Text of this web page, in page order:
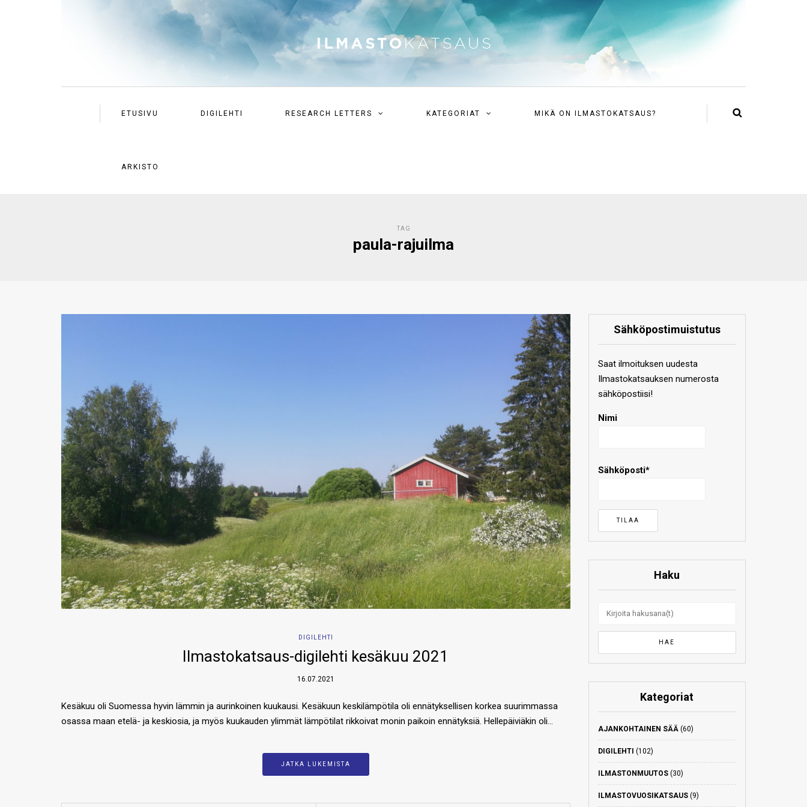
ETUSIVU DIGILEHTI RESEARCH LETTERS KATEGORIAT MIKÄ ON ILMASTOKATSAUS?
ARKISTO
TAG
paula-rajuilma
DIGILEHTI
Ilmastokatsaus-digilehti kesäkuu 2021
16.07.2021
Kesäkuu oli Suomessa hyvin lämmin ja aurinkoinen kuukausi. Kesäkuun keskilämpötila oli ennätyksellisen korkea suurimmassa
osassa maan etelä- ja keskiosia, ja myös kuukauden ylimmät lämpötilat rikkoivat monin paikoin ennätyksiä. Hellepäiviäkin oli…
JATKA LUKEMISTA
Sähköpostimuistutus
Saat ilmoituksen uudesta
Ilmastokatsauksen numerosta
sähköpostiisi!
Nimi
Sähköposti*
Haku
Kategoriat
AJANKOHTAINEN SÄÄ(60)
DIGILEHTI (102)
ILMASTONMUUTOS(30)
ILMASTOVUOSIKATSAUS(9)